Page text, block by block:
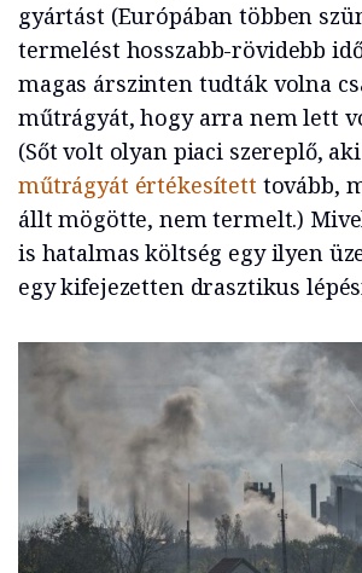
gyártást (Európában többen
termelést hosszabb-rövidebb
magas árszinten tudták volna
műtrágyát, hogy arra nem lett
(Sőt volt olyan piaci szereplő, aki
műtrágyát értékesített tovább,
állt mögötte, nem termelt.)
is hatalmas költség egy ilyen
egy kifejezetten drasztikus